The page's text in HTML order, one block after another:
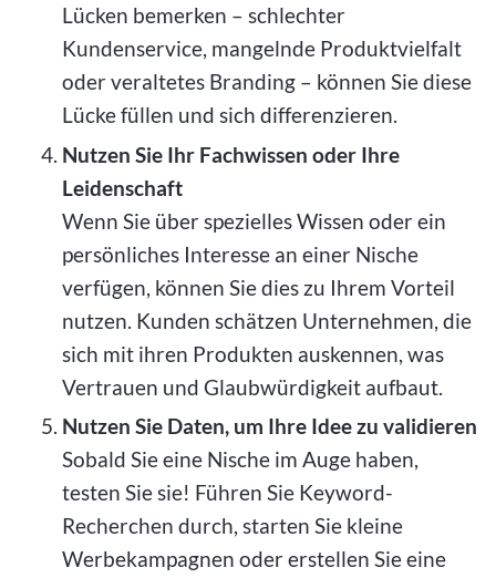
Lücken bemerken – schlechter
Kundenservice, mangelnde Produktvielfalt
oder veraltetes Branding – können Sie diese
Lücke füllen und sich differenzieren.
Nutzen Sie Ihr Fachwissen oder Ihre
Leidenschaft
Wenn Sie über spezielles Wissen oder ein
persönliches Interesse an einer Nische
verfügen, können Sie dies zu Ihrem Vorteil
nutzen. Kunden schätzen Unternehmen, die
sich mit ihren Produkten auskennen, was
Vertrauen und Glaubwürdigkeit aufbaut.
Nutzen Sie Daten, um Ihre Idee zu validieren
Sobald Sie eine Nische im Auge haben,
testen Sie sie! Führen Sie Keyword-
Recherchen durch, starten Sie kleine
Werbekampagnen oder erstellen Sie eine